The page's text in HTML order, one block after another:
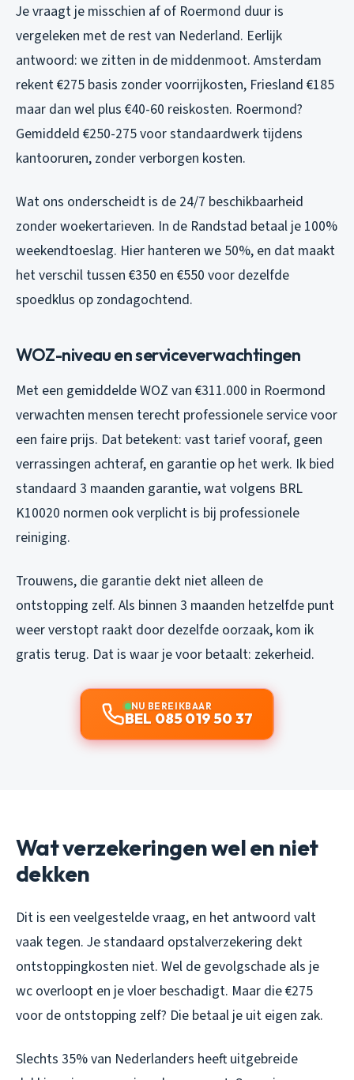
Je vraagt je misschien af of Roermond duur is
vergeleken met de rest van Nederland. Eerlijk
antwoord: we zitten in de middenmoot. Amsterdam
rekent €275 basis zonder voorrijkosten, Friesland €185
maar dan wel plus €40-60 reiskosten. Roermond?
Gemiddeld €250-275 voor standaardwerk tijdens
kantooruren, zonder verborgen kosten.
Wat ons onderscheidt is de 24/7 beschikbaarheid
zonder woekertarieven. In de Randstad betaal je 100%
weekendtoeslag. Hier hanteren we 50%, en dat maakt
het verschil tussen €350 en €550 voor dezelfde
spoedklus op zondagochtend.
WOZ-niveau en serviceverwachtingen
Met een gemiddelde WOZ van €311.000 in Roermond
verwachten mensen terecht professionele service voor
een faire prijs. Dat betekent: vast tarief vooraf, geen
verrassingen achteraf, en garantie op het werk. Ik bied
standaard 3 maanden garantie, wat volgens BRL
K10020 normen ook verplicht is bij professionele
reiniging.
Trouwens, die garantie dekt niet alleen de
ontstopping zelf. Als binnen 3 maanden hetzelfde punt
weer verstopt raakt door dezelfde oorzaak, kom ik
gratis terug. Dat is waar je voor betaalt: zekerheid.
NU BEREIKBAAR
BEL 085 019 50 37
Wat verzekeringen wel en niet
dekken
Dit is een veelgestelde vraag, en het antwoord valt
vaak tegen. Je standaard opstalverzekering dekt
ontstoppingkosten niet. Wel de gevolgschade als je
wc overloopt en je vloer beschadigt. Maar die €275
voor de ontstopping zelf? Die betaal je uit eigen zak.
Slechts 35% van Nederlanders heeft uitgebreide